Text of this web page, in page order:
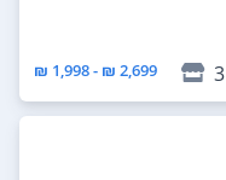
3
2,699 ₪ - 1,998 ₪